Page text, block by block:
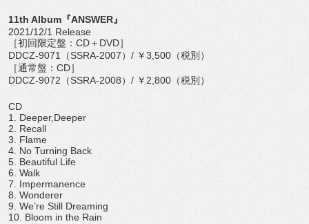
11th Album『ANSWER』
2021/12/1 Release
［初回限定盤：CD＋DVD］
DDCZ-9071（SSRA-2007）/ ￥3,500（税別）
［通常盤：CD］
DDCZ-9072（SSRA-2008）/ ￥2,800（税別）
CD
1. Deeper,Deeper
2. Recall
3. Flame
4. No Turning Back
5. Beautiful Life
6. Walk
7. Impermanence
8. Wonderer
9. We’re Still Dreaming
10. Bloom in the Rain